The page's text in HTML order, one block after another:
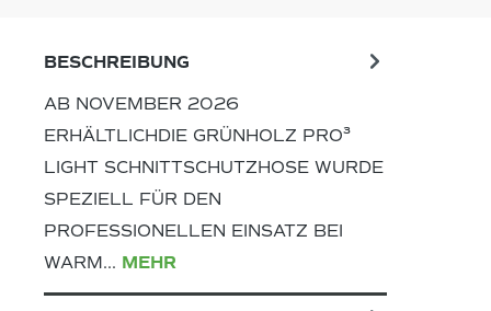
BESCHREIBUNG
AB NOVEMBER 2026
ERHÄLTLICHDIE GRÜNHOLZ PRO³
LIGHT SCHNITTSCHUTZHOSE WURDE
SPEZIELL FÜR DEN
PROFESSIONELLEN EINSATZ BEI
WARM… MEHR